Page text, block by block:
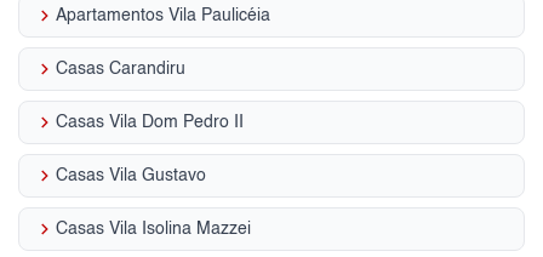
keyboard_arrow_right Apartamentos Vila Paulicéia
keyboard_arrow_right Casas Carandiru
keyboard_arrow_right Casas Vila Dom Pedro II
keyboard_arrow_right Casas Vila Gustavo
keyboard_arrow_right Casas Vila Isolina Mazzei